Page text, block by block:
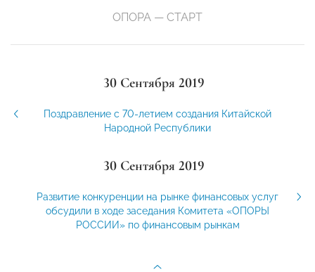
ОПОРА — СТАРТ
30 Сентября 2019
Поздравление с 70-летием создания Китайской
Народной Республики
30 Сентября 2019
Развитие конкуренции на рынке финансовых услуг
обсудили в ходе заседания Комитета «ОПОРЫ
РОССИИ» по финансовым рынкам